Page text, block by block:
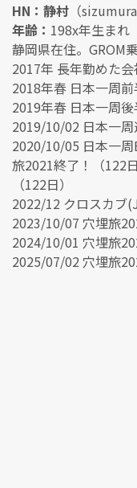
HN：静村 （sizumura
年齢： 198x年生まれ
静岡県在住。GROM
2017年 長年勤めた会
2018年春 日本一周前
2019年春 日本一周後
2019/10/02 日本一周
2020/10/05 日本一
旅2021終了！（122
（122日）
2022/12 クロスカブ
2023/10/07 穴埋旅
2024/10/01 穴埋旅
2025/07/02 穴埋旅